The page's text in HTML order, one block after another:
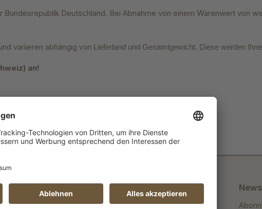
Deutschland. Bei Abnahme von einem Warenwert von
variieren abhängig von Lieferland und Gesamtgewicht. Diese werden
an!
Informationen
Obstannahme 2026